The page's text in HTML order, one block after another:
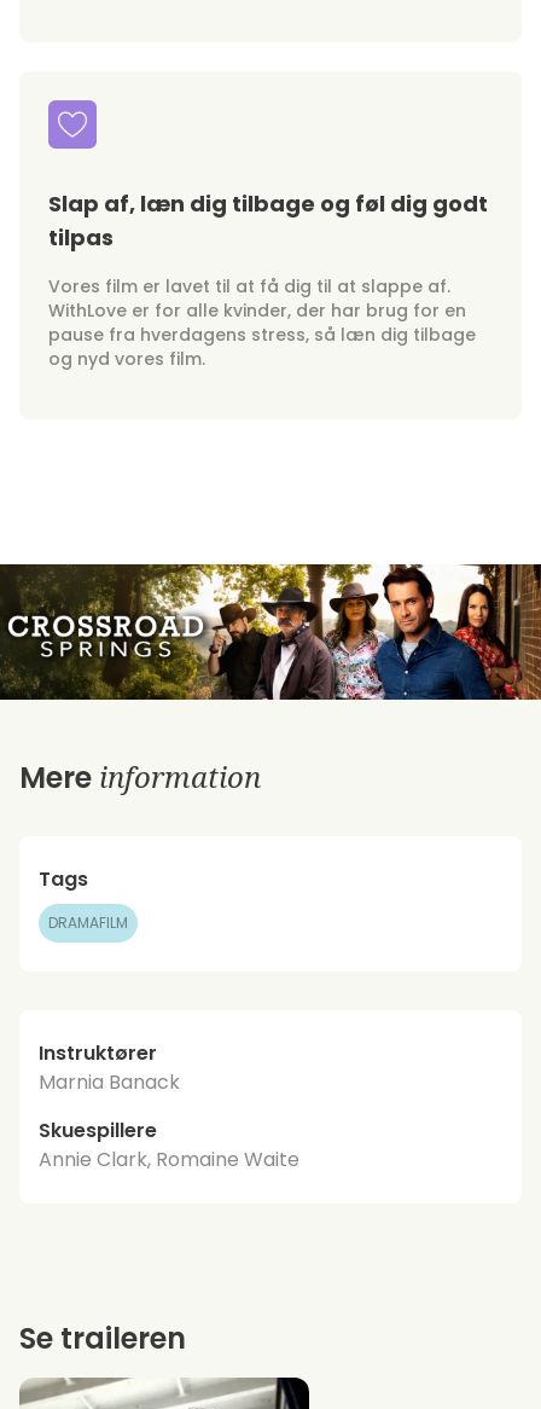
Slap af, læn dig tilbage og føl dig godt
tilpas
Vores film er lavet til at få dig til at slappe af.
WithLove er for alle kvinder, der har brug for en
pause fra hverdagens stress, så læn dig tilbage
og nyd vores film.
Mere information
Tags
DRAMAFILM
Instruktører
Marnia Banack
Skuespillere
Annie Clark, Romaine Waite
Se traileren